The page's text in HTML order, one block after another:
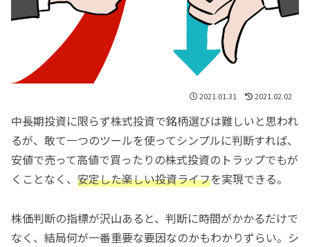
2021.01.31 2021.02.02
中長期投資に限らず株式投資で銘柄選びは難しいと思われ
るが、敢て一つのツールを使ってシンプルに判断すれば、
安値で売って高値で買ったりの株式投資のトラップでもが
くことなく、 安定した楽しい投資ライフを実現できる。
株価判断の指標が沢山あると、判断に時間がかかるだけで
なく、結局何が一番重要な要因なのかもわかりずらい。シ